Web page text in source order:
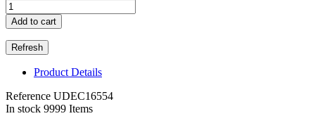
Add to cart
Product Details
Reference UDEC16554
In stock 9999 Items